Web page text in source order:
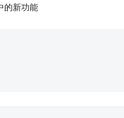
的新功能